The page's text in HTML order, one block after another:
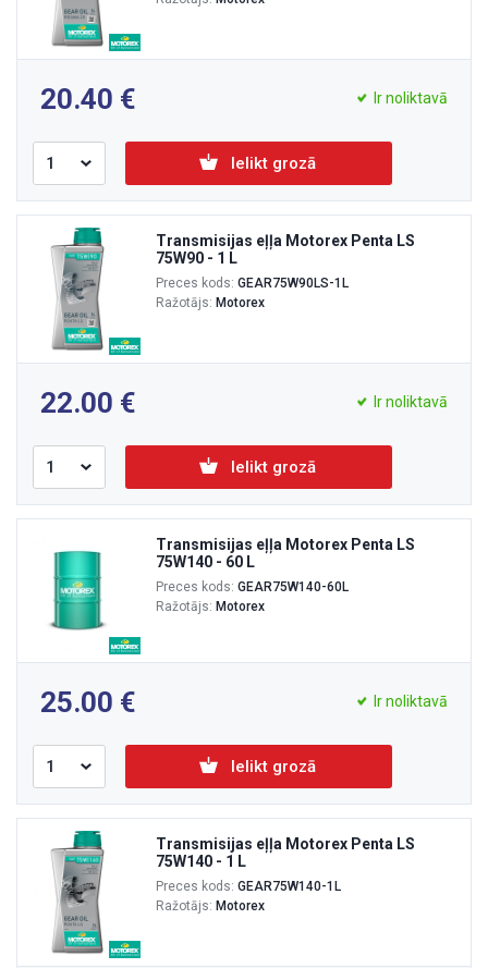
20.40 Ir noliktavā
Ielikt grozā
Transmisijas eļļa Motorex Penta LS
75W90 - 1 L
Preces kods: GEAR75W90LS-1L
Ražotājs: Motorex
22.00 Ir noliktavā
Ielikt grozā
Transmisijas eļļa Motorex Penta LS
75W140 - 60 L
Preces kods: GEAR75W140-60L
Ražotājs: Motorex
25.00 Ir noliktavā
Ielikt grozā
Transmisijas eļļa Motorex Penta LS
75W140 - 1 L
Preces kods: GEAR75W140-1L
Ražotājs: Motorex